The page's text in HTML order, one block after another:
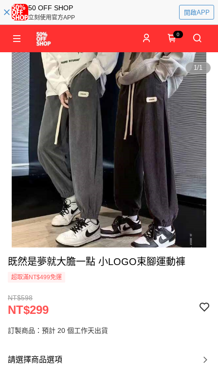
50 OFF SHOP
立刻使用官方APP
開啟APP
0
1/1
既然是夢就大膽一點 小LOGO束腳運動褲
超取滿NT$499免運
NT$598
NT$299
訂製商品：預計 20 個工作天出貨
請選擇商品選項